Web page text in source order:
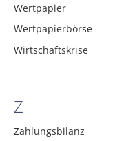
Wertpapier
Wertpapierbörse
Wirtschaftskrise
Z
Zahlungsbilanz